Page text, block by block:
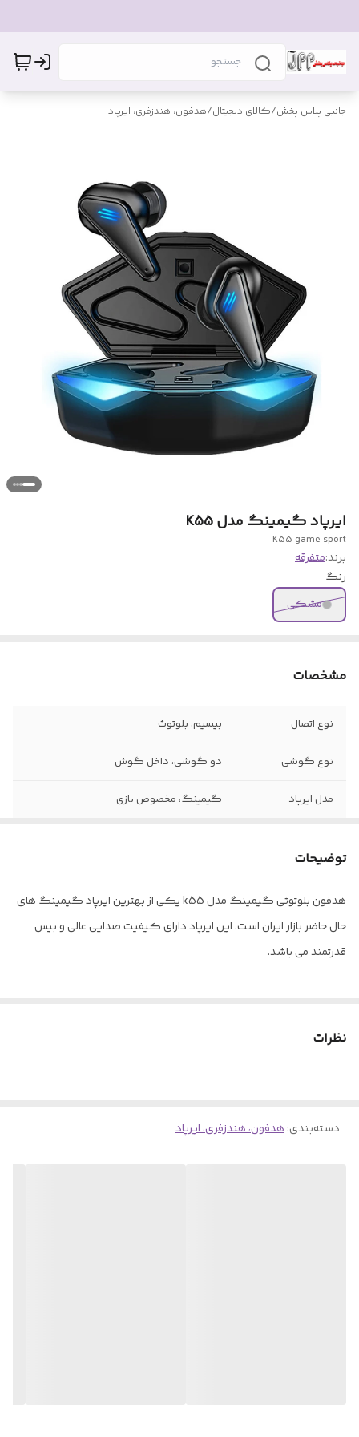
جانبی پلاس پخش/کالای دیجیتال/هدفون، هندزفری، ایرپاد
ایرپاد گیمینگ مدل K55
K55 game sport
برند:متفرقه
رنگ
مشکی
مشخصات
نوع اتصال بیسیم، بلوتوث
نوع گوشی دو گوشی، داخل گوش
مدل ایرپاد گیمینگ، مخصوص بازی
محدوده عملکرد
بلوتوثی
10 متر
توضیحات
هدفون بلوتوثی گیمینگ مدل k55 یکی از بهترین ایرپاد گیمینگ های
حال حاضر بازار ایران است. این ایرپاد دارای کیفیت صدایی عالی و بیس
قدرتمند می باشد.
نظرات
دسته‌بندی:هدفون، هندزفری، ایرپاد